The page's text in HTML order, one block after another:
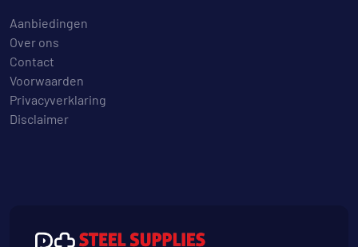
Aanbiedingen
Over ons
Contact
Voorwaarden
Privacyverklaring
Disclaimer